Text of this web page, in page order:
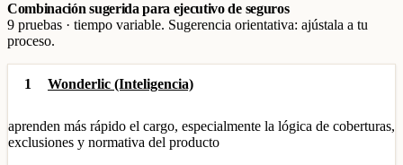
Combinación sugerida para ejecutivo de seguros
9 pruebas · tiempo variable. Sugerencia orientativa: ajústala a tu
proceso.
1 Wonderlic (Inteligencia)
aprenden más rápido el cargo, especialmente la lógica de coberturas,
exclusiones y normativa del producto